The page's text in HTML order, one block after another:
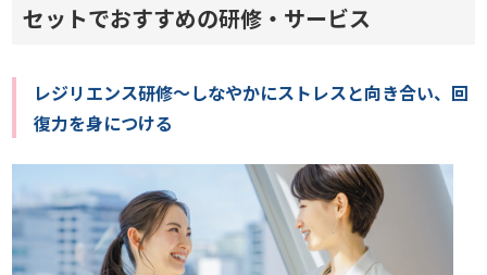
セットでおすすめの研修・サービス
レジリエンス研修～しなやかにストレスと向き合い、回
復力を身につける